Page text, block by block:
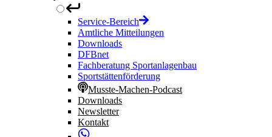
Service-Bereich
Amtliche Mitteilungen
Downloads
DFBnet
Fachberatung Sportanlagenbau
Sportstättenförderung
Musste-Machen-Podcast
Downloads
Newsletter
Kontakt